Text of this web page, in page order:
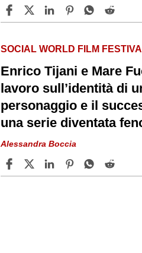
SOCIAL WORLD FILM
Enrico Tijani e Mare
lavoro sull’identità di
personaggio e il
una serie diventata
Alessandra Boccia